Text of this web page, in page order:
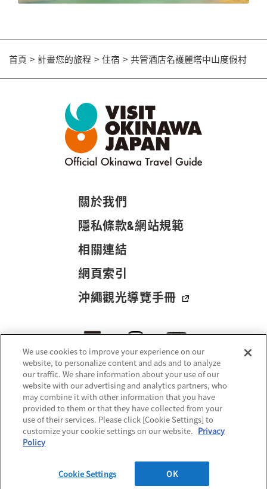
首頁 計畫您的旅程 住宿 共管酒店名護麗塔中山度假村
關於我們
隱私條款&網站規範
相關連結
網頁索引
沖繩觀光導覽手冊
© 2021- 2026 Okinawa Convention & Visitors Bureau. All rights reserved.
We use cookies to improve your experience on our
website, to personalize content and ads and to analyze
our traffic. We share information about your use of our
website with our advertising and analytics partners, who
may combine it with other information that you have
provided to them or that they have collected from your
use of their services. Please click [Cookie Settings] to
customize your cookie settings on our website. Privacy
Policy
Cookie Settings OK